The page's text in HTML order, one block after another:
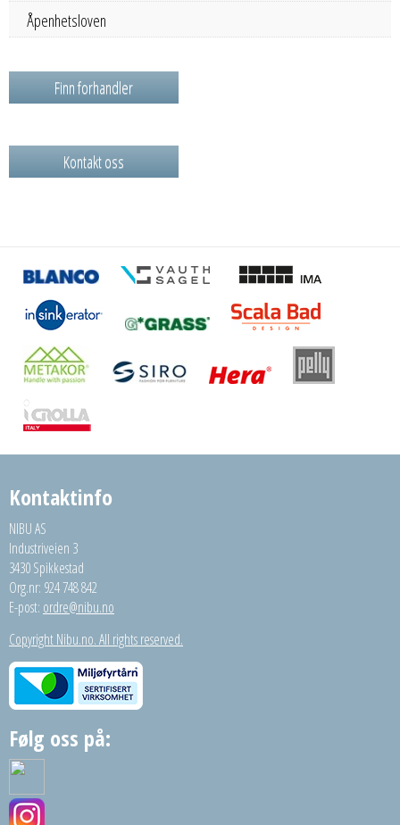
Åpenhetsloven
Finn forhandler
Kontakt oss
Kontaktinfo
NIBU AS
Industriveien 3
3430 Spikkestad
Org.nr: 924 748 842
E-post: ordre@nibu.no
Copyright Nibu.no. All rights reserved.
Følg oss på: